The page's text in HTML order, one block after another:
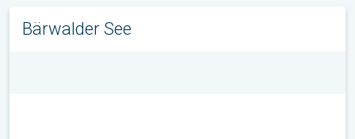
Bärwalder See